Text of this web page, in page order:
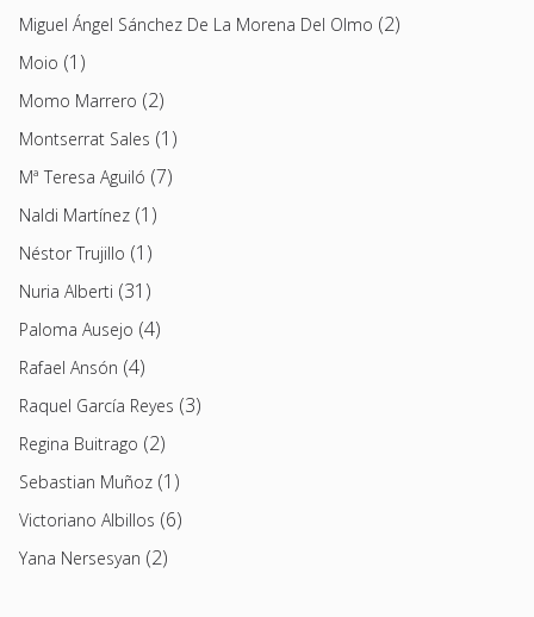
Miguel Ángel Sánchez De La Morena Del Olmo (2)
Moio (1)
Momo Marrero (2)
Montserrat Sales (1)
Mª Teresa Aguiló (7)
Naldi Martínez (1)
Néstor Trujillo (1)
Nuria Alberti (31)
Paloma Ausejo (4)
Rafael Ansón (4)
Raquel García Reyes (3)
Regina Buitrago (2)
Sebastian Muñoz (1)
Victoriano Albillos (6)
Yana Nersesyan (2)